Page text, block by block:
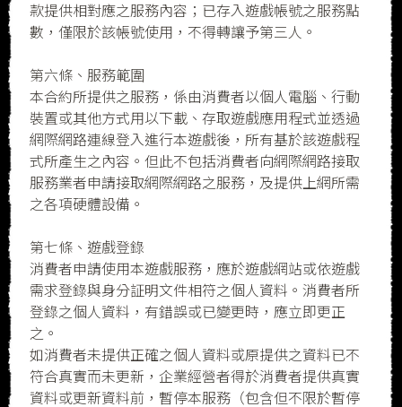
款提供相對應之服務內容；已存入遊戲帳號之服務點
數，僅限於該帳號使用，不得轉讓予第三人。
第六條、服務範圍
本合約所提供之服務，係由消費者以個人電腦、行動
裝置或其他方式用以下載、存取遊戲應用程式並透過
網際網路連線登入進行本遊戲後，所有基於該遊戲程
式所產生之內容。但此不包括消費者向網際網路接取
服務業者申請接取網際網路之服務，及提供上網所需
之各項硬體設備。
第七條、遊戲登錄
消費者申請使用本遊戲服務，應於遊戲網站或依遊戲
需求登錄與身分証明文件相符之個人資料。消費者所
登錄之個人資料，有錯誤或已變更時，應立即更正
之。
如消費者未提供正確之個人資料或原提供之資料已不
符合真實而未更新，企業經營者得於消費者提供真實
資料或更新資料前，暫停本服務（包含但不限於暫停